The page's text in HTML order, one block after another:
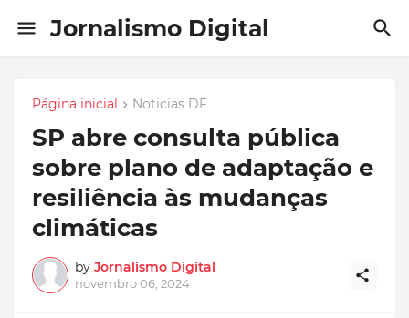
Jornalismo Digital
Página inicial Noticias DF
SP abre consulta pública
sobre plano de adaptação e
resiliência às mudanças
climáticas
by Jornalismo Digital
novembro 06, 2024